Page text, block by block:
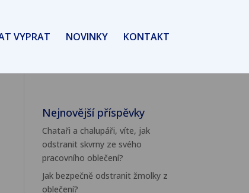
VYPRAT NOVINKY KONTAKT
Nejnovější příspěvky
Chataři a chalupáři, víte, jak
odstranit skvrny ze svého
pracovního oblečení?
Jak bezpečně odstranit žmolky z
oblečení?